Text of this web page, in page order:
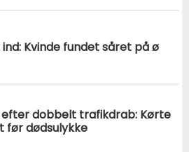
Kvinde fundet såret på ø
dobbelt trafikdrab: Kørte
før dødsulykke